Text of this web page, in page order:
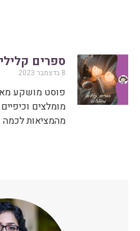
ספרים
8 בדצמבר 2023
פוסט מושקע
מומלצים
מהמציאות